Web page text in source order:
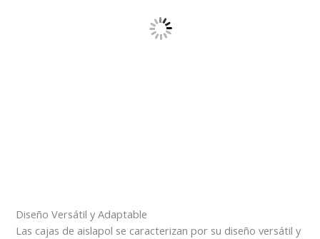
Diseño Versátil y Adaptable
Las cajas de aislapol se caracterizan por su diseño versátil y